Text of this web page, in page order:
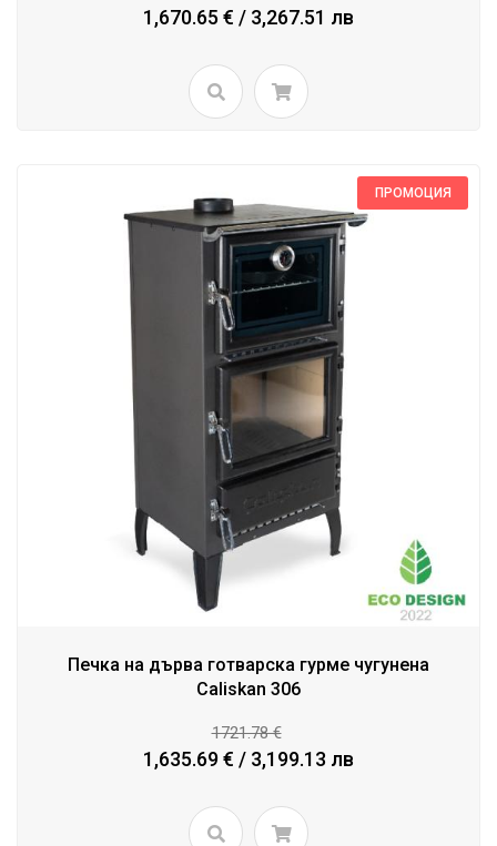
1,670.65 € / 3,267.51 лв
ПРОМОЦИЯ
Печка на дърва готварска гурме чугунена
Caliskan 306
1721.78 €
1,635.69 € / 3,199.13 лв